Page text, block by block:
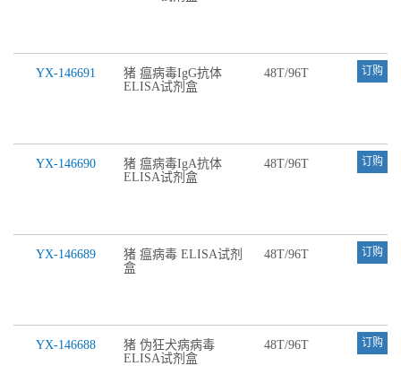
YX-146691
猪 瘟病毒IgG抗体
ELISA试剂盒
48T/96T 订购
YX-146690
猪 瘟病毒IgA抗体
ELISA试剂盒
48T/96T 订购
YX-146689
猪 瘟病毒 ELISA试剂
盒
48T/96T 订购
YX-146688
猪 伪狂犬病病毒
ELISA试剂盒
48T/96T 订购